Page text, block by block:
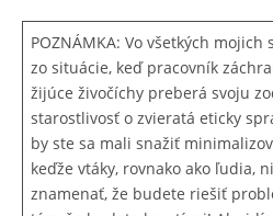
POZNÁMKA: Vo všetkých
zo situácie, keď pracovník
žijúce živočíchy preberá svoju
starostlivosť o zvieratá eticky
by ste sa mali snažiť
keďže vtáky, rovnako ako ľudia,
znamenať, že budete riešiť